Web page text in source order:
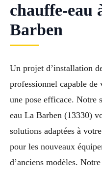
chauffe-eau
Barben
Un projet d’installation
professionnel capable
une pose efficace. Notre
eau La Barben (13330)
solutions adaptées à
pour les nouveaux
d’anciens modèles.